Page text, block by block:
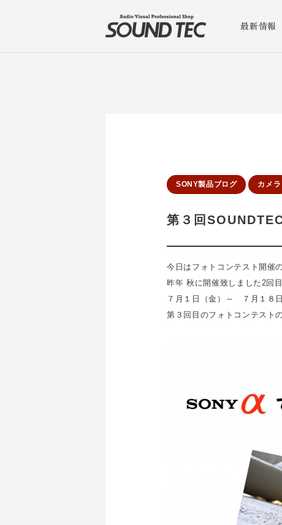
最新情報
SONY製品ブログ カメラ
第３回
今日はフォトコンテスト開催
昨年 秋に開催致しました2回
７月１日（金）～ ７月１８
第３回目のフォトコンテスト